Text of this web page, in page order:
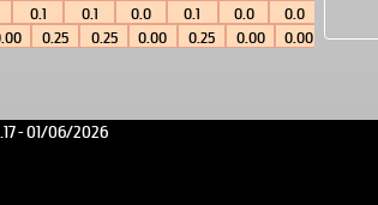
0.1 0.1 0.0 0.1 0.0 0.0
0.25 0.25 0.00 0.25 0.00 0.00
- 01/06/2026